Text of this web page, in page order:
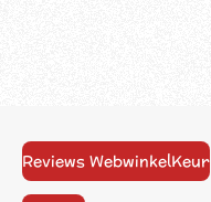
Reviews WebwinkelKeur